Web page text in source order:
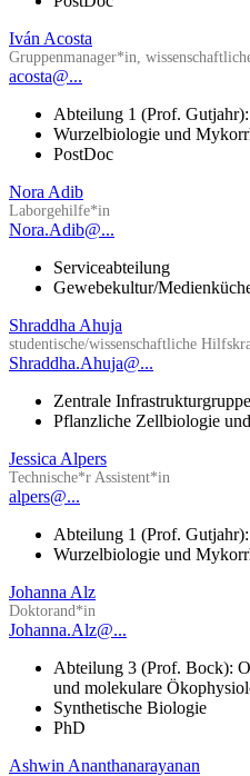
Iván Acosta
Gruppenmanager*in,
acosta@...
Abteilung 1 (Prof.
Wurzelbiologie und
PostDoc
Nora Adib
Laborgehilfe*in
Nora.Adib@...
Serviceabteilung
Gewebekultur/
Shraddha Ahuja
studentische/wissenschaftliche
Shraddha.Ahuja@...
Zentrale Infrastrukturgruppe
Pflanzliche Zellbiologie
Jessica Alpers
Technische*r Assistent*in
alpers@...
Abteilung 1 (Prof.
Wurzelbiologie und
Johanna Alz
Doktorand*in
Johanna.Alz@...
Abteilung 3 (Prof. Bock):
und molekulare
Synthetische Biologie
PhD
Ashwin Ananthanarayanan